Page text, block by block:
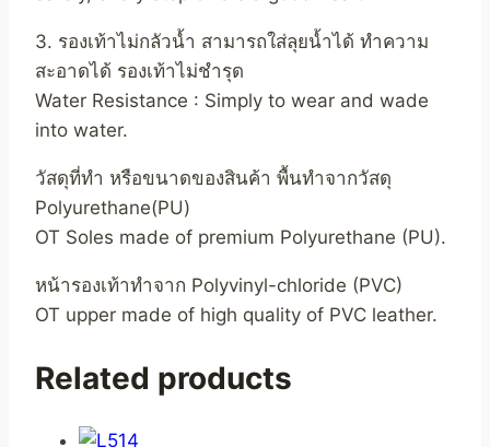
3. รองเท้าไม่กลัวน้ำ สามารถใส่ลุยน้ำได้ ทำความ
สะอาดได้ รองเท้าไม่ชำรุด
Water Resistance : Simply to wear and wade
into water.
วัสดุที่ทำ หรือขนาดของสินค้า พื้นทำจากวัสดุ
Polyurethane(PU)
OT Soles made of premium Polyurethane (PU).
หน้ารองเท้าทำจาก Polyvinyl-chloride (PVC)
OT upper made of high quality of PVC leather.
Related products